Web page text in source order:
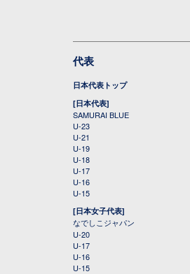
代表
日本代表トップ
[日本代表]
SAMURAI BLUE
U-23
U-21
U-19
U-18
U-17
U-16
U-15
[日本女子代表]
なでしこジャパン
U-20
U-17
U-16
U-15